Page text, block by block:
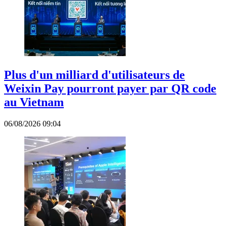
Plus d'un milliard d'utilisateurs de
Weixin Pay pourront payer par QR code
au Vietnam
06/08/2026 09:04